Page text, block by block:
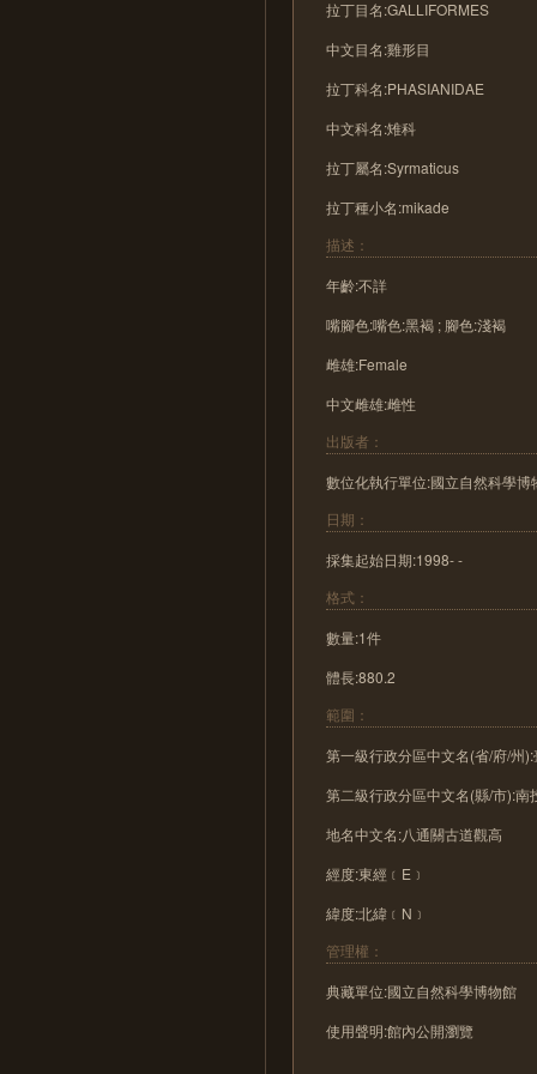
拉丁目名:GALLIFORMES
中文目名:雞形目
拉丁科名:PHASIANIDAE
中文科名:雉科
拉丁屬名:Syrmaticus
拉丁種小名:mikade
描述：
年齡:不詳
嘴腳色:嘴色:黑褐 ; 腳色:淺褐
雌雄:Female
中文雌雄:雌性
出版者：
數位化執行單位:國立自然科學
日期：
採集起始日期:1998- -
格式：
數量:1件
體長:880.2
範圍：
第一級行政分區中文名(省/府/州
第二級行政分區中文名(縣/市):南
地名中文名:八通關古道觀高
經度:東經﹝E﹞
緯度:北緯﹝N﹞
管理權：
典藏單位:國立自然科學博物館
使用聲明:館內公開瀏覽